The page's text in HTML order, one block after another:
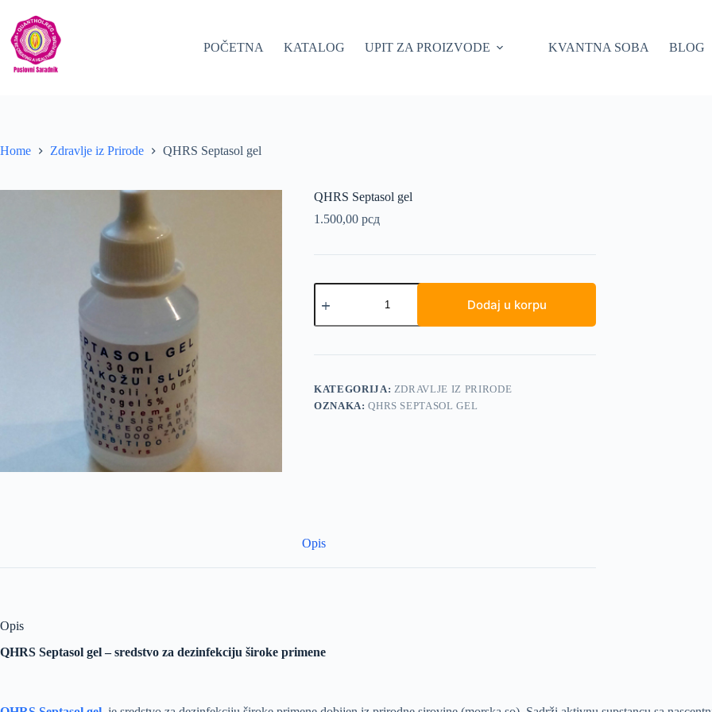
content
POČETNA
KATALOG UPIT ZA PROIZVODE KVANTNA SOBA BLOG
Home Zdravlje iz Prirode QHRS Septasol gel
QHRS Septasol gel
1.500,00 рсд
QHRS
Septasol
količina
Dodaj u korpu
KATEGORIJA: ZDRAVLJE IZ PRIRODE
OZNAKA:QHRS SEPTASOL GEL
Opis
Opis
QHRS Septasol gel – sredstvo za dezinfekciju široke primene